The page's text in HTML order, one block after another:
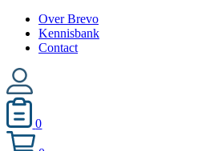
Over Brevo
Kennisbank
Contact
0